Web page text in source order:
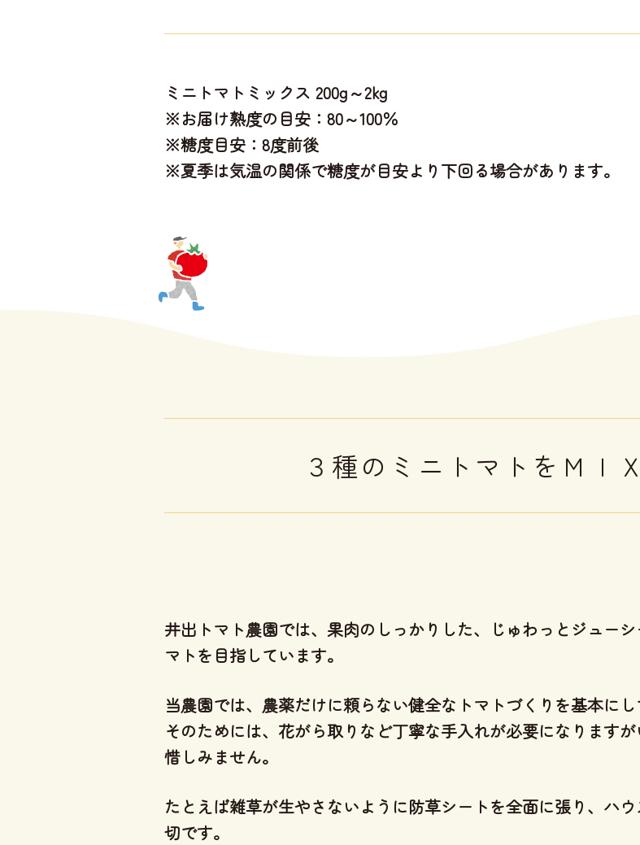
ミニトマトミックス 200g～2kg
※お届け熟度の目安：80～100％
※糖度目安：8度前後
※夏季は気温の関係で糖度が目安より下回る場合があります。
３種のミニトマトをＭＩ
井出トマト農園では、 果肉のしっかりした、じゅわっとジュー
マトを目指しています。
当農園では、 農薬だけに頼らない健全なトマトづくり を基本にし
そのためには、花がら取りなど丁寧な手入れが必要になります
惜しみません。
たとえば雑草が生やさないように防草シートを全面に張り、ハ
切です。